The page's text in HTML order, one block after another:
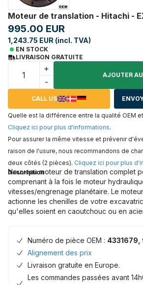
Moteur de translation - Hitachi -
995.00 EUR
1,243.75 EUR (incl. TVA)
EN STOCK
LIVRAISON GRATUITE
+
-
AJOUTER
CALL US
Quelle est la différence entre la qualité OEM
Cliquez ici pour plus d'informations.
Pour assurer la même vitesse et prévenir
raison de l'usure, nous recommandons de
deux côtés (2 pièces). Cliquez ici pour plus
Description
Nouveau moteur de translation complet
comprenant à la fois le moteur
vitesses/engrenage planétaire. Le
actionne les chenilles de votre
qu'elles soient en caoutchouc ou en
Numéro de pièce OEM : 4331679,
Alignement des prix
Livraison gratuite en Europe.
Les commandes passées avant